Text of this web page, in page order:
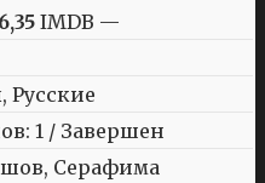
6,35 IMDB —
Русские
1 / Завершен
Серафима